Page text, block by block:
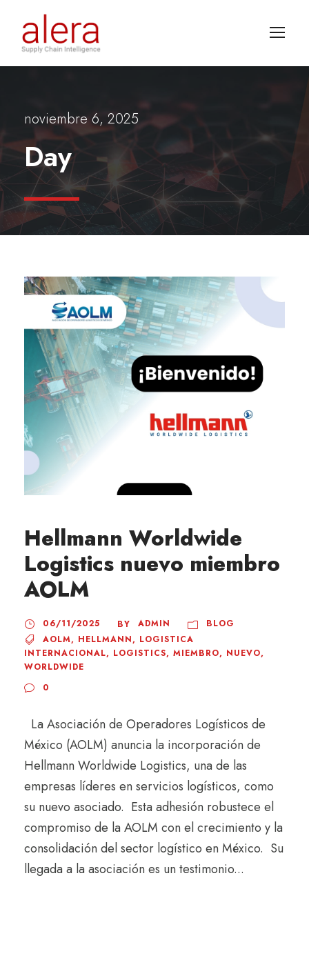
noviembre 6, 2025
Day
Hellmann Worldwide
Logistics nuevo miembro
AOLM
06/11/2025 BY ADMIN
BLOG
AOLM, HELLMANN, LOGISTICA
INTERNACIONAL, LOGISTICS, MIEMBRO, NUEVO,
WORLDWIDE
0
La Asociación de Operadores Logísticos de
México (AOLM) anuncia la incorporación de
Hellmann Worldwide Logistics, una de las
empresas líderes en servicios logísticos, como
su nuevo asociado. Esta adhesión robustece el
compromiso de la AOLM con el crecimiento y la
consolidación del sector logístico en México. Su
llegada a la asociación es un testimonio...